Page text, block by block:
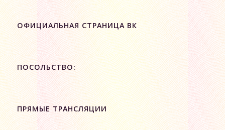
ОФИЦИАЛЬНАЯ СТРАНИЦА ВК
ПОСОЛЬСТВО:
ПРЯМЫЕ ТРАНСЛЯЦИИ